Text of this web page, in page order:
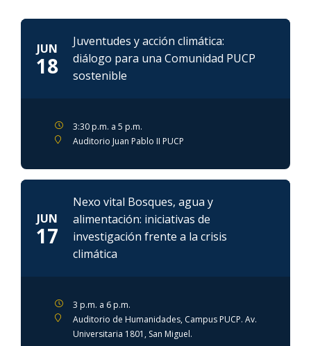
JUN
18
Juventudes y acción climática:
diálogo para una Comunidad PUCP
sostenible
3:30 p.m. a 5 p.m.
Auditorio Juan Pablo II PUCP
JUN
17
Nexo vital Bosques, agua y
alimentación: iniciativas de
investigación frente a la crisis
climática
3 p.m. a 6 p.m.
Auditorio de Humanidades, Campus PUCP. Av.
Universitaria 1801, San Miguel.